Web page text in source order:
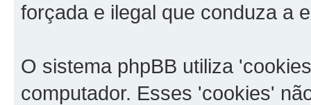
forçada e ilegal que conduza a
O sistema phpBB utiliza
computador. Esses 'cookies'